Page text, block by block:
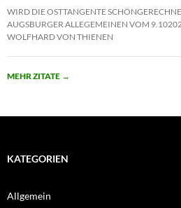
WIRD DIE OSTTANGENTE
AUGSBURGER ALLEGEMEINEN VOM
WOLFHARD VON THIENEN
MEHR ZITATE →
KATEGORIEN
Allgemein